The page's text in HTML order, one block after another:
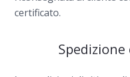
certificato.